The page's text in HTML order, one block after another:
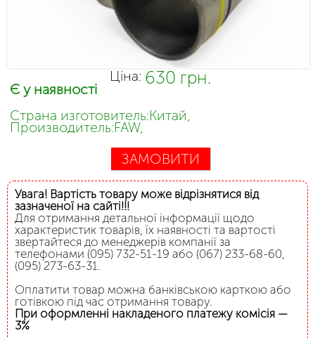
Ціна: 630 грн.
Є у наявності
Страна изготовитель:Китай,
Производитель:FAW,
ЗАМОВИТИ
Увага! Вартість товару може відрізнятися від
зазначеної на сайті!!!
Для отримання детальної інформації щодо
характеристик товарів, їх наявності та вартості
звертайтеся до менеджерів компанії за
телефонами (095) 732-51-19 або (067) 233-68-60,
(095) 273-63-31.
Оплатити товар можна банківською карткою або
готівкою під час отримання товару.
При оформленні накладеного платежу комісія —
3%